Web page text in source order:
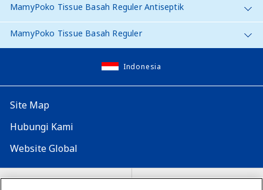
MamyPoko Tissue Basah Reguler Antiseptik
MamyPoko Tissue Basah Reguler
Indonesia
Site Map
Hubungi Kami
Website Global
Map Situs Lokasi seluruh dunia